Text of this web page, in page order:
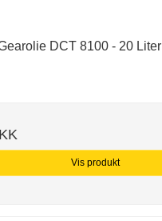
DCT 8100 - 20 Liter
Vis produkt